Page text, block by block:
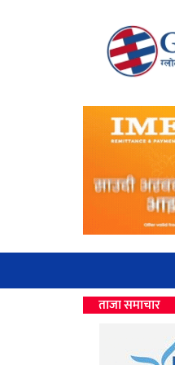
ताजा समाचार
उपहार ‘लगानी बोर्डको सीईओ’